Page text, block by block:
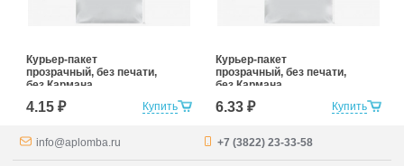
Купить
Курьер-пакет
прозрачный, без печати,
без Кармана
Сопроводительной
Документации
маркетплейсов)
4.15 ₽ Купить
Курьер-пакет
прозрачный, без печати,
без Кармана
Сопроводительной
Документации
маркетплейсов)
6.33 ₽
info@aplomba.ru +7 (3822) 23-33-58